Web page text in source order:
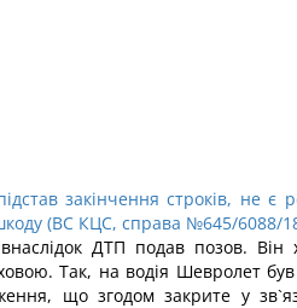
закінчення строків, не
(ВС КЦС, справа №645/6088/
ДТП подав позов.
Так, на водія Шевролет
що згодом закрите у